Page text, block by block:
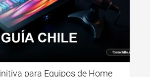
para Equipos de Home